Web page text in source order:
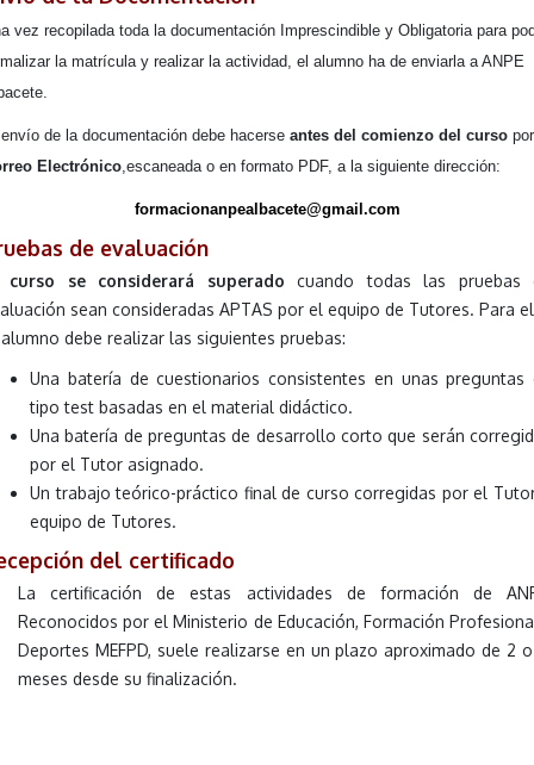
vez recopilada toda la documentación Imprescindible y Obligatoria para
la matrícula y realizar la actividad, el alumno ha de enviarla a ANPE
de la documentación debe hacerse antes del comienzo del curso por
Electrónico,escaneada o en formato PDF, a la siguiente dirección:
formacionanpealbacete@gmail.com
de evaluación
curso se considerará superado cuando todas las pruebas
sean consideradas APTAS por el equipo de Tutores. Para
debe realizar las siguientes pruebas:
Una batería de cuestionarios consistentes en unas preguntas
tipo test basadas en el material didáctico.
Una batería de preguntas de desarrollo corto que serán
por el Tutor asignado.
Un trabajo teórico-práctico final de curso corregidas por el
equipo de Tutores.
del certificado
La certificación de estas actividades de formación de
Reconocidos por el Ministerio de Educación, Formación
Deportes MEFPD, suele realizarse en un plazo aproximado de 2
meses desde su finalización.